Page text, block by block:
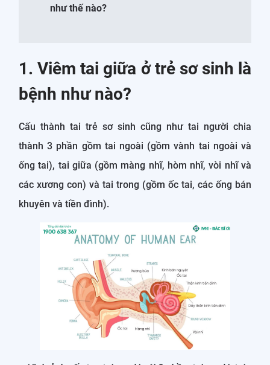
như thế nào?
1. Viêm tai giữa ở trẻ sơ sinh là
bệnh như nào?
Cấu thành tai trẻ sơ sinh cũng như tai người chia
thành 3 phần gồm tai ngoài (gồm vành tai ngoài và
ống tai), tai giữa (gồm màng nhĩ, hòm nhĩ, vòi nhĩ và
các xương con) và tai trong (gồm ốc tai, các ống bán
khuyên và tiền đình).